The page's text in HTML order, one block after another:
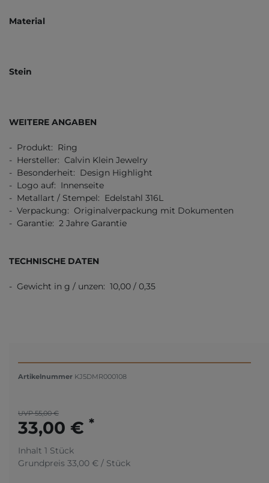
Material
Stein
WEITERE ANGABEN
- Produkt: Ring
- Hersteller: Calvin Klein Jewelry
- Besonderheit: Design Highlight
- Logo auf: Innenseite
- Metallart / Stempel: Edelstahl 316L
- Verpackung: Originalverpackung mit Dokumenten
- Garantie: 2 Jahre Garantie
TECHNISCHE DATEN
- Gewicht in g / unzen: 10,00 / 0,35
Artikelnummer KJ5DMR000108
UVP 55,00 €
33,00 € *
Inhalt 1 Stück
Grundpreis 33,00 € / Stück